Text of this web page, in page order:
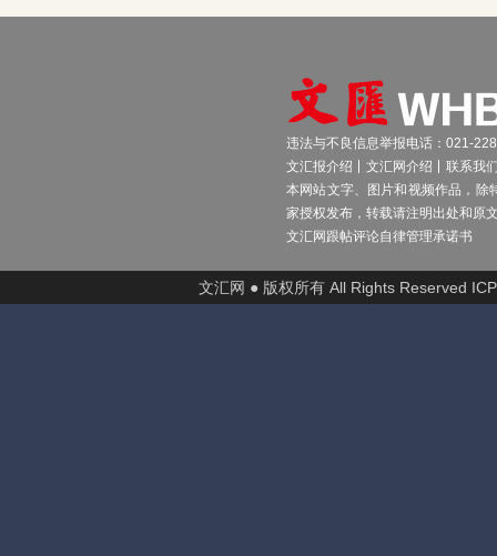
违法与不良信息举报电话：021-
文汇报介绍
文汇网介绍
联系我
本网站文字、图片和视频作品，除
家授权发布，转载请注明出处和原
文汇网跟帖评论自律管理承诺书
文汇网 ● 版权所有 All Rights Reserved